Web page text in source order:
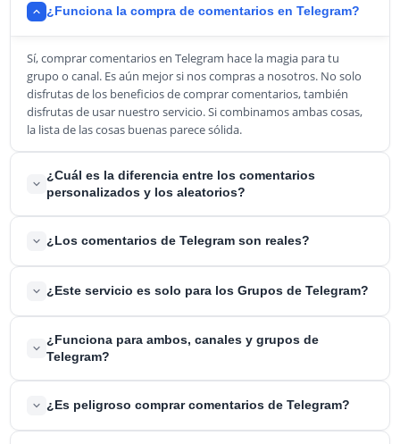
¿Funciona la compra de comentarios en Telegram?
Sí, comprar comentarios en Telegram hace la magia para tu
grupo o canal. Es aún mejor si nos compras a nosotros. No solo
disfrutas de los beneficios de comprar comentarios, también
disfrutas de usar nuestro servicio. Si combinamos ambas cosas,
la lista de las cosas buenas parece sólida.
¿Cuál es la diferencia entre los comentarios
personalizados y los aleatorios?
Los comentarios personalizados son una oferta única de
comentarios personalizados a tu cesta, verás una ventana
aleatorios obtendrás comentarios positivos aleatorios de seres
humanos reales.
¿Los comentarios de Telegram son reales?
Sí, todos los comentarios que enviaremos a tu Grupo/Canal de
de Telegram.
¿Este servicio es solo para los Grupos de Telegram?
No, puedes comprar Comentarios de Telegram para Grupos y
para Canales. No hay ninguna diferencia entre estos servicios.
pondremos en marcha.
¿Funciona para ambos, canales y grupos de
Telegram?
Sí, los comentarios de Telegram se pueden comprar para
¿Es peligroso comprar comentarios de Telegram?